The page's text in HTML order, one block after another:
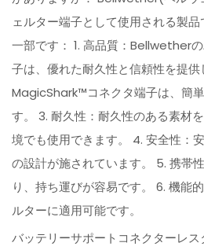
ェルター端子として使用される製
一部です： 1. 高品質：Bellwether
子は、優れた耐久性と信頼性を提供
MagicShark™コネクタ端子は、簡
す。 3. 耐久性：耐久性のある素材
境でも使用できます。 4. 安全性：
の設計が施されています。 5. 携帯
り、持ち運びが容易です。 6. 機能
ルターに適用可能です。
バッテリーサポートコネクターレ